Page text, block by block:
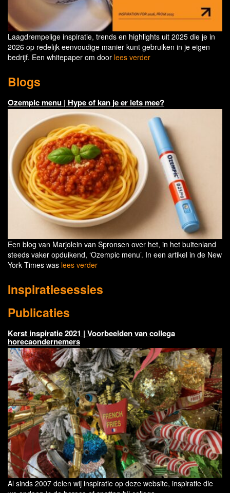
Laagdrempelige inspiratie, trends en highlights uit 2025 die je in
2026 op redelijk eenvoudige manier kunt gebruiken in je eigen
bedrijf. Een whitepaper om door lees verder
Blogs
Ozempic menu | Hype of kan je er iets mee?
Een blog van Marjolein van Spronsen over het, in het buitenland
steeds vaker opduikend, ‘Ozempic menu’. In een artikel in de New
York Times was lees verder
Inspiratiesessies
Publicaties
Kerst inspiratie 2021 | Voorbeelden van collega
horecaondernemers
Al sinds 2007 delen wij inspiratie op deze website, inspiratie die